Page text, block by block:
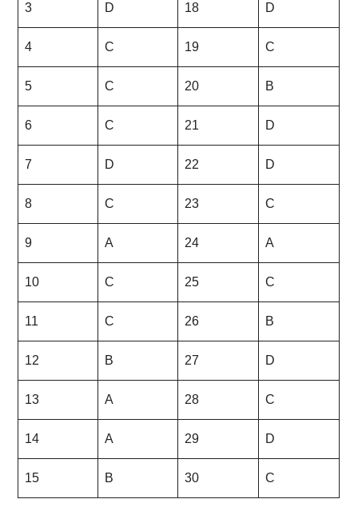
3 D 18 D
4 C 19 C
5 C 20 B
6 C 21 D
7 D 22 D
8 C 23 C
9 A 24 A
10 C 25 C
11 C 26 B
12 B 27 D
13 A 28 C
14 A 29 D
15 B 30 C